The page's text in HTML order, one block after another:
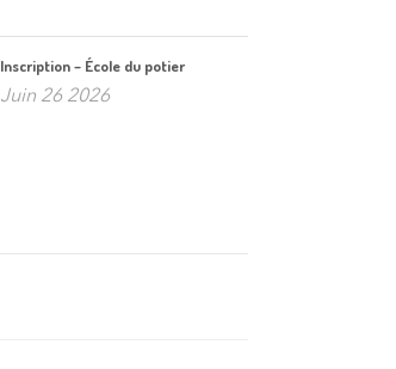
Inscription – École du potier
Juin 26 2026